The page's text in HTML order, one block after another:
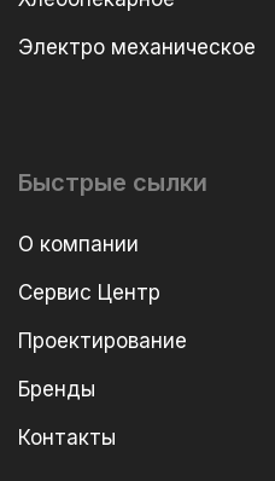
Электро механическое
Быстрые сылки
О компании
Сервис Центр
Проектирование
Бренды
Контакты